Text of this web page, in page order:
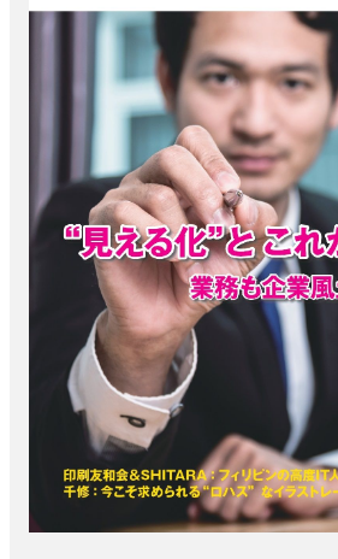
人事・移転・異動・訃報
特集記事カテゴリー一覧
2022 見える化・MIS特集
特集・デジタル印刷 アイデアで勝負！ ～多様な
JAPAN PACK 2023 特集
中古印刷機・製本機
特集・デジタル印刷 ～ 新成長軌道を描く
発刊案内
JFPI印刷用語集 印刷
会社案内
購読・購入申し込み